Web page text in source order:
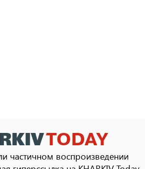
частичном воспроизведении